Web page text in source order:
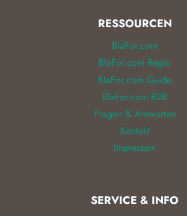
RESSOURCEN
BlaFor.com
BlaFor.com Regio
BlaFor.com Guide
BlaFor.com B2B
Fragen & Antworten
Kontakt
Impressum
SERVICE & INFO